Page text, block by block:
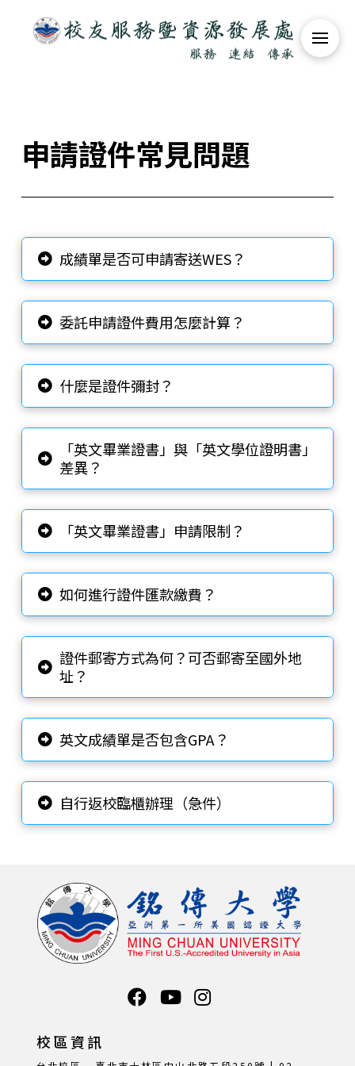
申請證件常見問題
成績單是否可申請寄送WES？
委託申請證件費用怎麼計算？
什麼是證件彌封？
「英文畢業證書」與「英文學位證明書」
差異？
「英文畢業證書」申請限制？
如何進行證件匯款繳費？
證件郵寄方式為何？可否郵寄至國外地
址？
英文成績單是否包含GPA？
自行返校臨櫃辦理（急件）
校區資訊